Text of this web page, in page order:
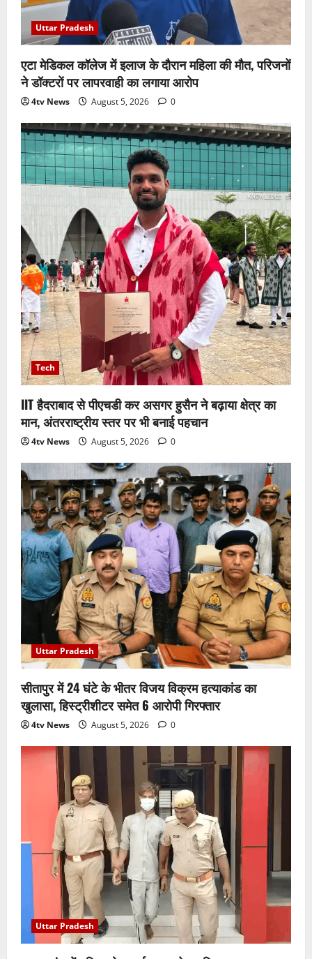
Uttar Pradesh
एटा मेडिकल कॉलेज में इलाज के दौरान महिला की मौत, परिजनों
ने डॉक्टरों पर लापरवाही का लगाया आरोप
4tv News August 5, 2026 0
Tech
IIT हैदराबाद से पीएचडी कर असगर हुसैन ने बढ़ाया क्षेत्र का
मान, अंतरराष्ट्रीय स्तर पर भी बनाई पहचान
4tv News August 5, 2026 0
Uttar Pradesh
सीतापुर में 24 घंटे के भीतर विजय विक्रम हत्याकांड का
खुलासा, हिस्ट्रीशीटर समेत 6 आरोपी गिरफ्तार
4tv News August 5, 2026 0
Uttar Pradesh